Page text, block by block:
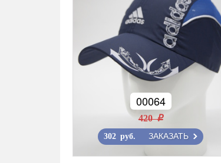
00064
420 r
302 руб. ЗАКАЗАТЬ